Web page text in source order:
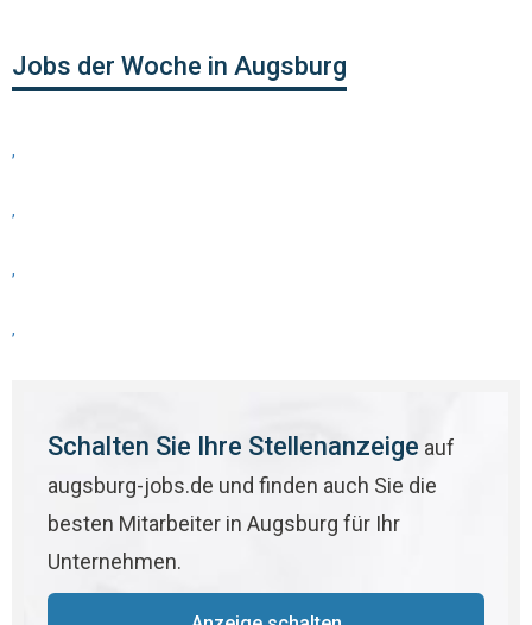
Jobs der Woche in Augsburg
,
,
,
,
Schalten Sie Ihre Stellenanzeige auf
augsburg-jobs.de und finden auch Sie die
besten Mitarbeiter in Augsburg für Ihr
Unternehmen.